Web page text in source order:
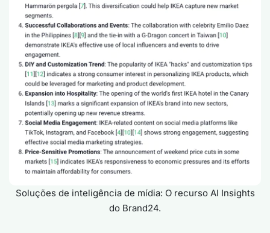
Soluções de inteligência de mídia: O recurso AI Insights
do Brand24.